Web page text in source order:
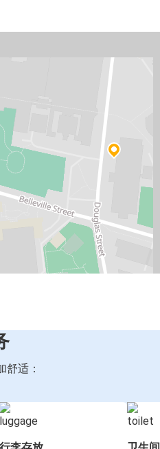
舒适：